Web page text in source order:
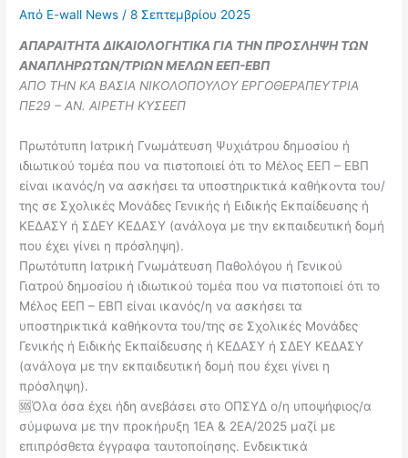
Από E-wall News /8 Σεπτεμβρίου 2025
ΑΠΑΡΑΙΤΗΤΑ ΔΙΚΑΙΟΛΟΓΗΤΙΚΑ ΓΙΑ ΤΗΝ ΠΡΟΣΛΗΨΗ ΤΩΝ
ΑΝΑΠΛΗΡΩΤΩΝ/ΤΡΙΩΝ ΜΕΛΩΝ ΕΕΠ-ΕΒΠ
ΑΠΟ ΤΗΝ ΚΑ ΒΑΣΙΑ ΝΙΚΟΛΟΠΟΥΛΟΥ ΕΡΓΟΘΕΡΑΠΕΥΤΡΙΑ
ΠΕ29 – ΑΝ. ΑΙΡΕΤΗ ΚΥΣΕΕΠ
Πρωτότυπη Ιατρική Γνωμάτευση Ψυχιάτρου δημοσίου ή
ιδιωτικού τομέα που να πιστοποιεί ότι το Μέλος ΕΕΠ – ΕΒΠ
είναι ικανός/η να ασκήσει τα υποστηρικτικά καθήκοντα του/
της σε Σχολικές Μονάδες Γενικής ή Ειδικής Εκπαίδευσης ή
ΚΕΔΑΣΥ ή ΣΔΕΥ ΚΕΔΑΣΥ (ανάλογα με την εκπαιδευτική δομή
που έχει γίνει η πρόσληψη).
Πρωτότυπη Ιατρική Γνωμάτευση Παθολόγου ή Γενικού
Γιατρού δημοσίου ή ιδιωτικού τομέα που να πιστοποιεί ότι το
Μέλος ΕΕΠ – ΕΒΠ είναι ικανός/η να ασκήσει τα
υποστηρικτικά καθήκοντα του/της σε Σχολικές Μονάδες
Γενικής ή Ειδικής Εκπαίδευσης ή ΚΕΔΑΣΥ ή ΣΔΕΥ ΚΕΔΑΣΥ
(ανάλογα με την εκπαιδευτική δομή που έχει γίνει η
πρόσληψη).
🆘Όλα όσα έχει ήδη ανεβάσει στο ΟΠΣΥΔ ο/η υποψήφιος/α
σύμφωνα με την προκήρυξη 1ΕΑ & 2ΕΑ/2025 μαζί με
επιπρόσθετα έγγραφα ταυτοποίησης. Ενδεικτικά